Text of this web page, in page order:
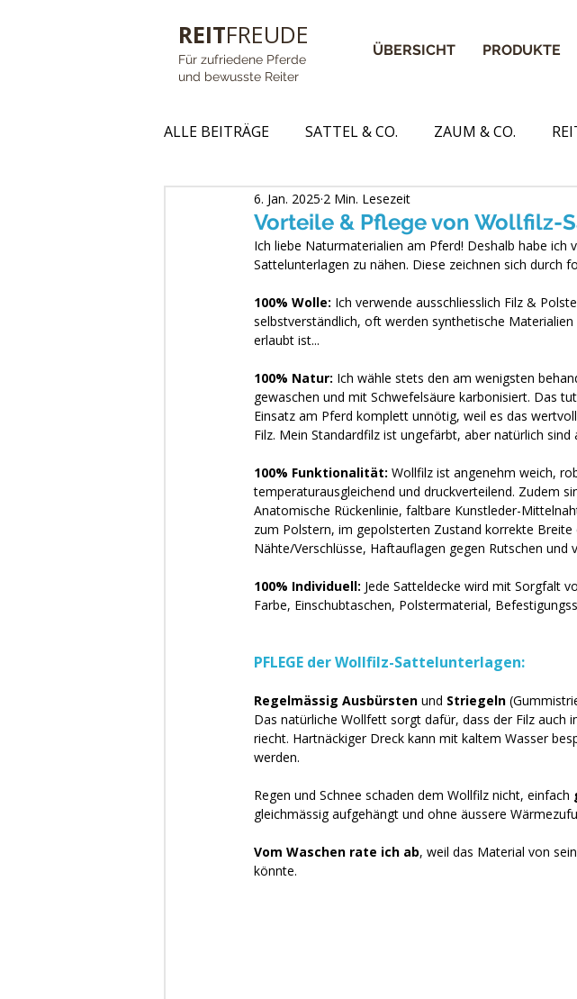
REITFREUDE
Für zufriedene Pferde
und bewusste Reiter
ÜBERSICHT PRODUKTE
ALLE BEITRÄGE SATTEL & CO. ZAUM & CO.
Vorteile & Pflege von Wollfilz-
6. Jan. 2025 2 Min. Lesezeit
Ich liebe Naturmaterialien am Pferd! Deshalb habe ich
Sattelunterlagen zu nähen. Diese zeichnen sich durch
100% Wolle: Ich verwende ausschliesslich Filz &
selbstverständlich, oft werden synthetische
erlaubt ist...
100% Natur: Ich wähle stets den am wenigsten
gewaschen und mit Schwefelsäure karbonisiert. Das
Einsatz am Pferd komplett unnötig, weil es das
Filz. Mein Standardfilz ist ungefärbt, aber natürlich sind
100% Funktionalität: Wollfilz ist angenehm weich,
temperaturausgleichend und druckverteilend. Zudem
Anatomische Rückenlinie, faltbare Kunstleder-
zum Polstern, im gepolsterten Zustand korrekte
Nähte/Verschlüsse, Haftauflagen gegen Rutschen und
100% Individuell: Jede Satteldecke wird mit Sorgfalt
Farbe, Einschubtaschen, Polstermaterial,
PFLEGE der Wollfilz-Sattelunterlagen:
Regelmässig Ausbürsten und Striegeln
Das natürliche Wollfett sorgt dafür, dass der Filz auch
riecht. Hartnäckiger Dreck kann mit kaltem Wasser
werden.
Regen und Schnee schaden dem Wollfilz nicht, einfach
gleichmässig aufgehängt und ohne äussere
Vom Waschen rate ich ab, weil das Material von
könnte.